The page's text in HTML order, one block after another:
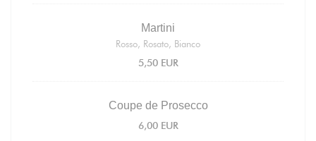
Martini
Rosso, Rosato, Bianco
5,50 EUR
Coupe de Prosecco
6,00 EUR